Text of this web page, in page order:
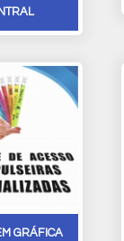
GRÁFICA